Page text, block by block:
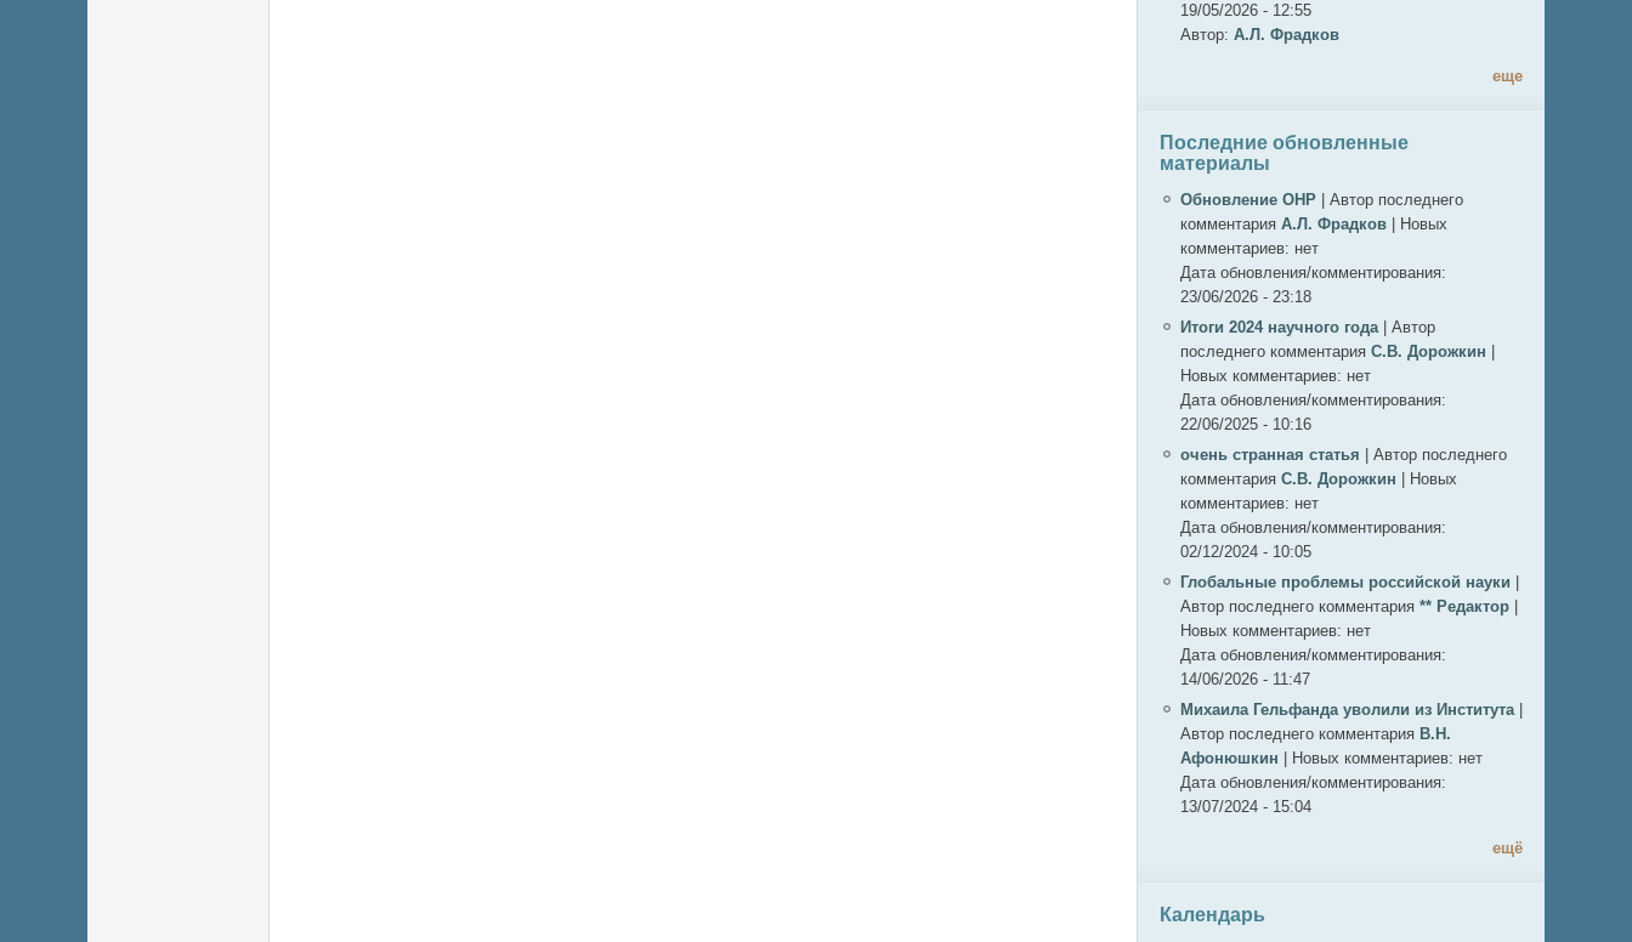
19/05/2026 - 12:55
Автор: А.Л. Фрадков
еще
Последние обновленные
материалы
Обновление ОНР
Автор последнего
комментария А.Л. Фрадков
Новых
комментариев: нет
Дата обновления/комментирования:
23/06/2026 - 23:18
Итоги 2024 научного года
Автор
последнего комментария С.В. Дорожкин
Новых комментариев: нет
Дата обновления/комментирования:
22/06/2025 - 10:16
очень странная статья
Автор последнего
комментария С.В. Дорожкин
Новых
комментариев: нет
Дата обновления/комментирования:
02/12/2024 - 10:05
Глобальные проблемы российской науки
Автор последнего комментария ** Редактор
Новых комментариев: нет
Дата обновления/комментирования:
14/06/2026 - 11:47
Михаила Гельфанда уволили из Института
Автор последнего комментария В.Н.
Афонюшкин
Новых комментариев: нет
Дата обновления/комментирования:
13/07/2024 - 15:04
ещё
Календарь